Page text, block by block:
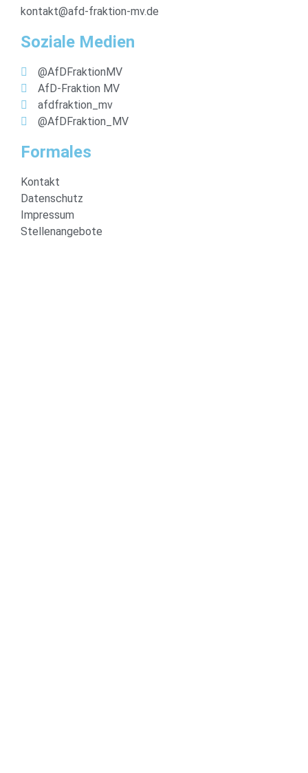
kontakt@afd-fraktion-mv.de
Soziale Medien
@AfDFraktionMV
AfD-Fraktion MV
afdfraktion_mv
@AfDFraktion_MV
Formales
Kontakt
Datenschutz
Impressum
Stellenangebote